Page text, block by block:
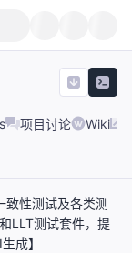
项目讨论 Wiki
致性测试及各类测
LLT测试套件，提
成】